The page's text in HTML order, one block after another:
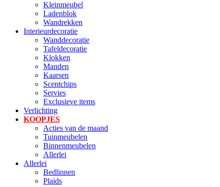
Kleinmeubel
Ladenblok
Wandrekken
Interieurdecoratie
Wanddecoratie
Tafeldecoratie
Klokken
Manden
Kaarsen
Scentchips
Servies
Exclusieve items
Verlichting
KOOPJES
Acties van de maand
Tuinmeubelen
Binnenmeubelen
Allerlei
Allerlei
Bedlinnen
Plaids